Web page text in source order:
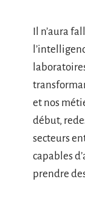
Il n’aura
et nos
début,
secteurs
capables
prendre